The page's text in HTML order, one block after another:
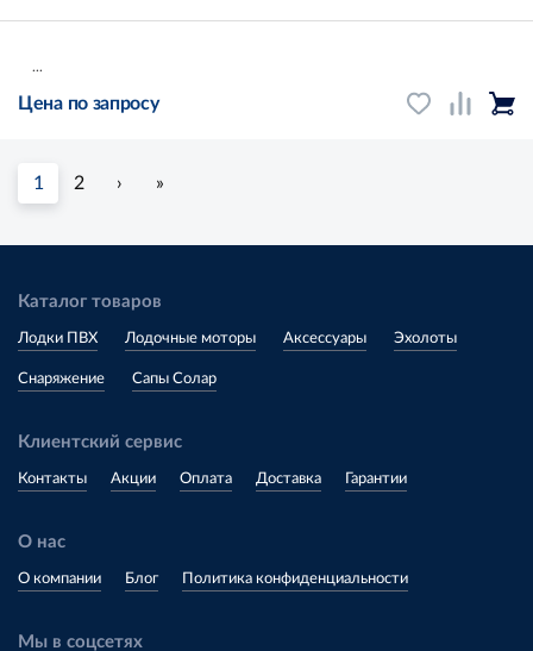
...
Цена по запросу
1 2 › »
Каталог товаров
Лодки ПВХ Лодочные моторы Аксессуары Эхолоты
Снаряжение Сапы Солар
Клиентский сервис
Контакты Акции Оплата Доставка Гарантии
О нас
О компании Блог Политика конфиденциальности
Мы в соцсетях